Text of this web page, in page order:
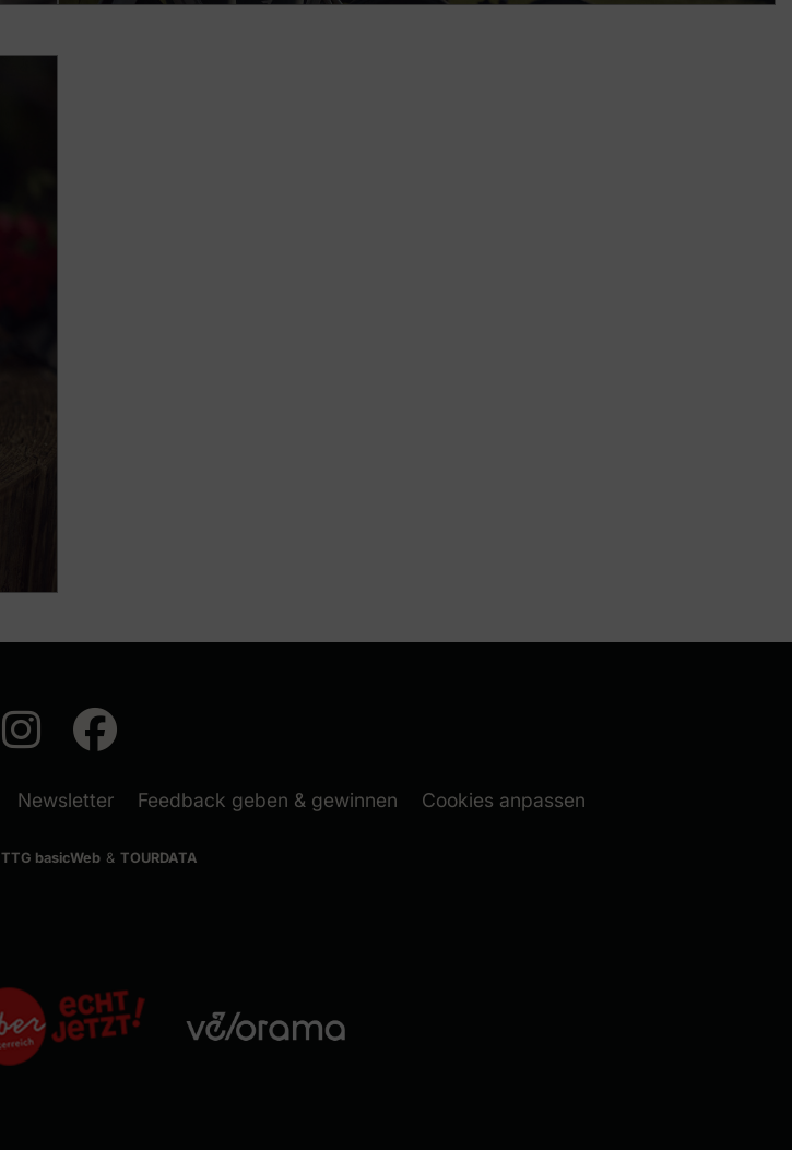
auf Instagram folgen (neues Fenster)
Newsletter(neues Fenster)
Feedback geben & gewinnen (neues Fenster)
Cookies anpassen
TTG basicWeb & TOURDATA